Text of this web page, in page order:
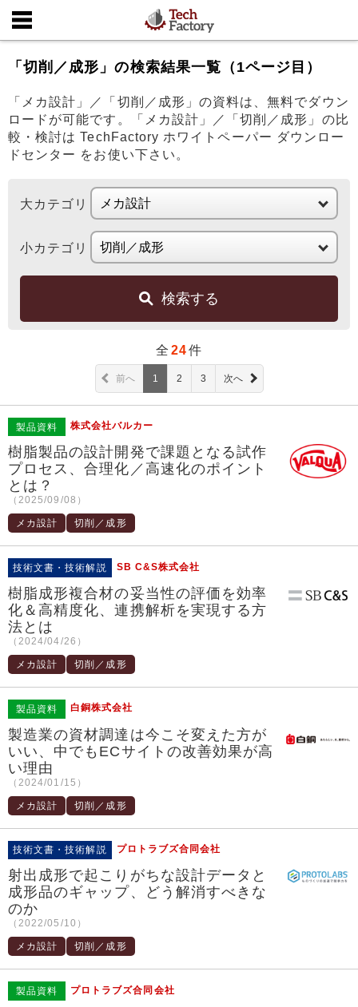
「切削／成形」の検索結果一覧（1ページ目）
「メカ設計」／「切削／成形」の資料は、無料でダウン
ロードが可能です。「メカ設計」／「切削／成形」の比
較・検討は TechFactory ホワイトペーパー ダウンロー
ドセンター をお使い下さい。
大カテゴリ
小カテゴリ
検索する
全 24件
前へ 1 2 3 次へ
製品資料 株式会社バルカー
樹脂製品の設計開発で課題となる試作
プロセス、合理化／高速化のポイント
とは？
（2025/09/08）
メカ設計 切削／成形
技術文書・技術解説 SB C&S株式会社
樹脂成形複合材の妥当性の評価を効率
化＆高精度化、連携解析を実現する方
法とは
（2024/04/26）
メカ設計 切削／成形
製品資料 白銅株式会社
製造業の資材調達は今こそ変えた方が
いい、中でもECサイトの改善効果が高
い理由
（2024/01/15）
メカ設計 切削／成形
技術文書・技術解説 プロトラブズ合同会社
射出成形で起こりがちな設計データと
成形品のギャップ、どう解消すべきな
のか
（2022/05/10）
メカ設計 切削／成形
製品資料 プロトラブズ合同会社